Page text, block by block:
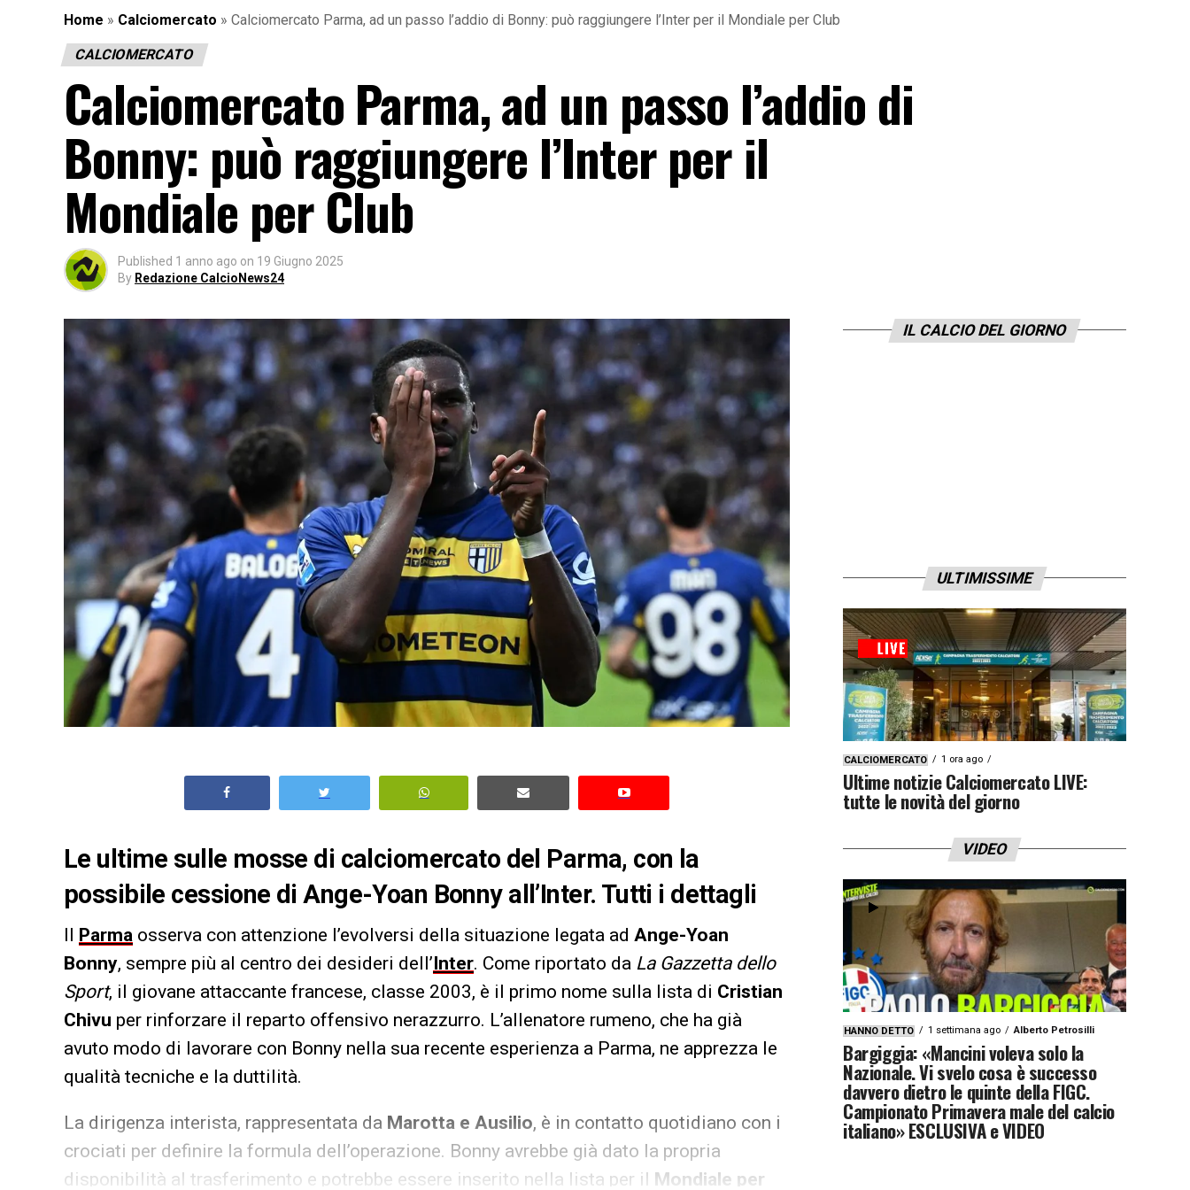
Home » Calciomercato » Calciomercato Parma, ad un passo l’addio di Bonny: può raggiungere l’Inter per il Mondiale per Club
CALCIOMERCATO
Calciomercato Parma, ad un passo l’addio di
Bonny: può raggiungere l’Inter per il
Mondiale per Club
Published 1 anno ago on 19 Giugno 2025
By Redazione CalcioNews24
Le ultime sulle mosse di calciomercato del Parma, con la
possibile cessione di Ange-Yoan Bonny all’Inter. Tutti i dettagli
Il Parma osserva con attenzione l’evolversi della situazione legata ad Ange-Yoan
Bonny, sempre più al centro dei desideri dell’Inter. Come riportato da La Gazzetta dello
Sport, il giovane attaccante francese, classe 2003, è il primo nome sulla lista di Cristian
Chivu per rinforzare il reparto offensivo nerazzurro. L’allenatore rumeno, che ha già
avuto modo di lavorare con Bonny nella sua recente esperienza a Parma, ne apprezza le
qualità tecniche e la duttilità.
La dirigenza interista, rappresentata da Marotta e Ausilio, è in contatto quotidiano con i
crociati per definire la formula dell’operazione. Bonny avrebbe già dato la propria
disponibilità al trasferimento e potrebbe essere inserito nella lista per il Mondiale per
IL CALCIO DEL GIORNO
ULTIMISSIME
CALCIOMERCATO 1 ora ago
Ultime notizie Calciomercato LIVE:
tutte le novità del giorno
VIDEO
HANNO DETTO 1 settimana ago Alberto Petrosilli
Bargiggia: «Mancini voleva solo la
Nazionale. Vi svelo cosa è successo
davvero dietro le quinte della FIGC.
Campionato Primavera male del calcio
italiano» ESCLUSIVA e VIDEO